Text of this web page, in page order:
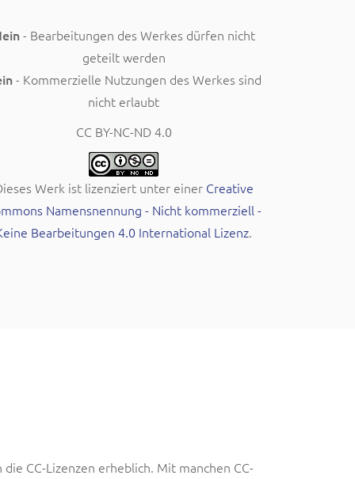
- Bearbeitungen des Werkes dürfen nicht
geteilt werden
- Kommerzielle Nutzungen des Werkes sind
nicht erlaubt
CC BY-NC-ND 4.0
Werk ist lizenziert unter einer Creative
Namensnennung - Nicht kommerziell -
Bearbeitungen 4.0 International Lizenz.
CC-Lizenzen erheblich. Mit manchen CC-